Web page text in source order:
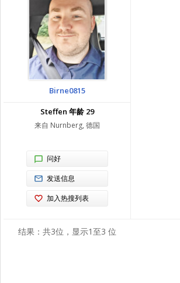
Birne0815
Steffen 年龄 29
来自 Nurnberg, 德国
问好
发送信息
加入热搜列表
结果：共3位，显示1至3 位